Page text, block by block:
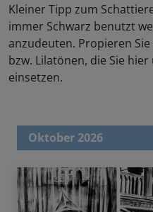
Kleiner Tipp zum
immer Schwarz benutzt
anzudeuten. Propieren
bzw. Lilatönen, die Sie
einsetzen.
Oktober 2026